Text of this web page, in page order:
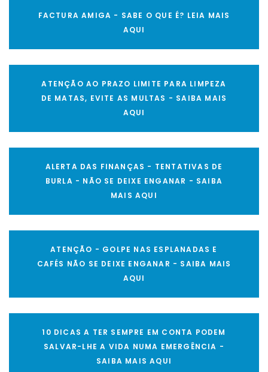
FACTURA AMIGA - SABE O QUE É? LEIA MAIS
AQUI
ATENÇÃO AO PRAZO LIMITE PARA LIMPEZA
DE MATAS, EVITE AS MULTAS - SAIBA MAIS
AQUI
ALERTA DAS FINANÇAS - TENTATIVAS DE
BURLA - NÃO SE DEIXE ENGANAR - SAIBA
MAIS AQUI
ATENÇÃO - GOLPE NAS ESPLANADAS E
CAFÉS NÃO SE DEIXE ENGANAR - SAIBA MAIS
AQUI
10 DICAS A TER SEMPRE EM CONTA PODEM
SALVAR-LHE A VIDA NUMA EMERGÊNCIA -
SAIBA MAIS AQUI